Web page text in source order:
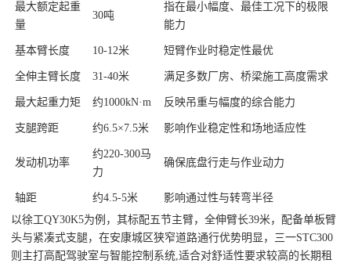
最大额定起重
量
30吨
指在最小幅度、最佳工况下的极限
能力
基本臂长度 10-12米 短臂作业时稳定性最优
全伸主臂长度 31-40米 满足多数厂房、桥梁施工高度需求
最大起重力矩 约1000kN·m 反映吊重与幅度的综合能力
支腿跨距 约6.5×7.5米 影响作业稳定性和场地适应性
发动机功率
约220-300马
力
确保底盘行走与作业动力
轴距 约4.5-5米
影响通过性与转弯半径
以徐工QY30K5为例，其标配五节主臂，全伸臂长39米，配备单板臂
头与紧凑式支腿，在安康城区狭窄道路通行优势明显，三一STC300
则主打高配驾驶室与智能控制系统,适合对舒适性要求较高的长期租